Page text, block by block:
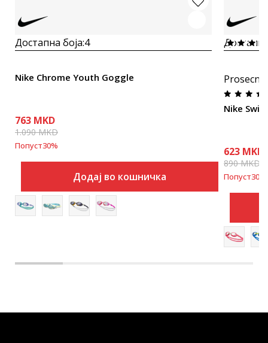
Достапна боја:4
Nike Chrome Youth Goggle
763 MKD
1.090MKD
Попуст30%
Додај во кошничка
Nike Swim
623 MKD
890MKD
Попуст30